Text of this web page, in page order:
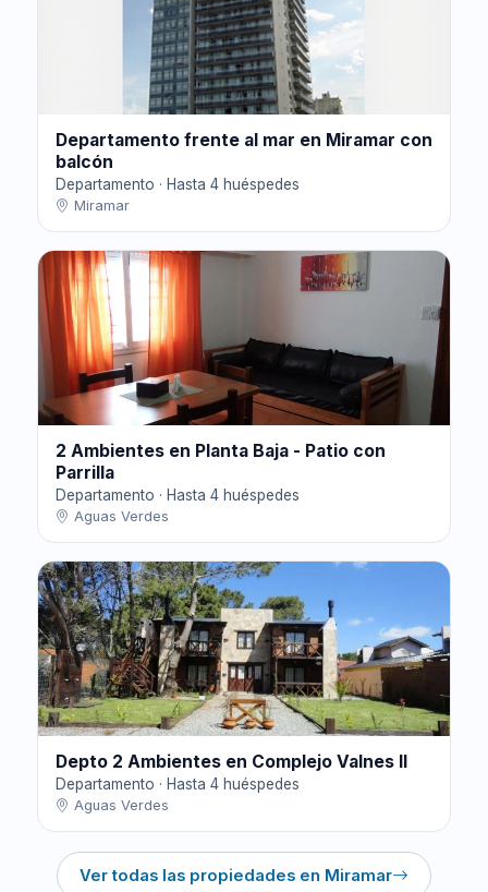
Departamento frente al mar en Miramar con
balcón
Departamento · Hasta 4 huéspedes
Miramar
2 Ambientes en Planta Baja - Patio con
Parrilla
Departamento · Hasta 4 huéspedes
Aguas Verdes
Depto 2 Ambientes en Complejo Valnes II
Departamento · Hasta 4 huéspedes
Aguas Verdes
Ver todas las propiedades en Miramar